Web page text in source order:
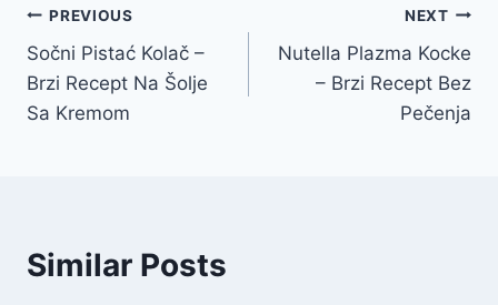
Post
navigation
PREVIOUS
Sočni Pistać Kolač –
Brzi Recept Na Šolje
Sa Kremom
NEXT
Nutella Plazma Kocke
– Brzi Recept Bez
Pečenja
Similar Posts